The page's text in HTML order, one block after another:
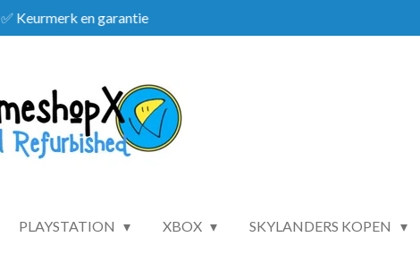
✅ Keurmerk en garantie
PLAYSTATION XBOX SKYLANDERS KOPEN